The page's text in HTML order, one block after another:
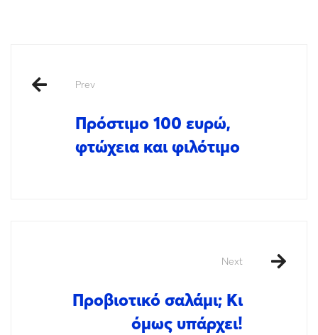
Prev
Πρόστιμο 100 ευρώ,
φτώχεια και φιλότιμο
Next
Προβιοτικό σαλάμι; Κι
όμως υπάρχει!